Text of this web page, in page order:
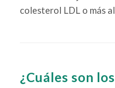
colesterol LDL o más
¿Cuáles son